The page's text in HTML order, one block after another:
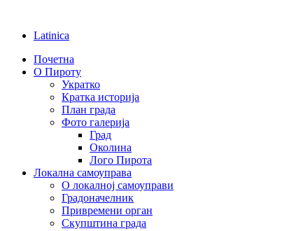
Latinica
Почетна
О Пироту
Укратко
Кратка историја
План града
Фото галерија
Град
Околина
Лого Пирота
Локална самоуправа
О локалној самоуправи
Градоначелник
Привремени орган
Скупштина града